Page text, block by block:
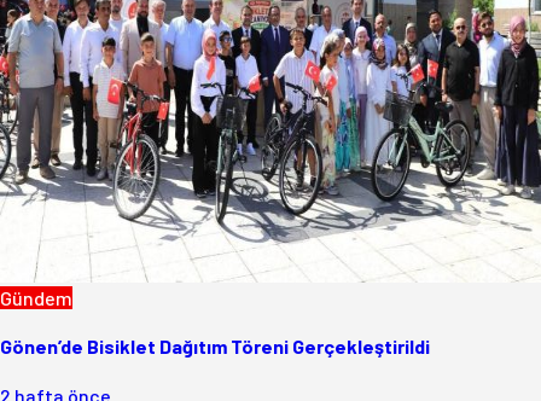
Gündem
Gönen’de Bisiklet Dağıtım Töreni Gerçekleştirildi
2 hafta önce